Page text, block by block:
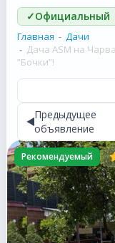
✓Официальный
Главная
Дачи
Дача ASM на
”Бочки”!
Предыдущее
объявление
Рекомендуемый